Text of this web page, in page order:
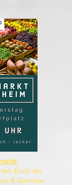
Euch der
& Gemüse